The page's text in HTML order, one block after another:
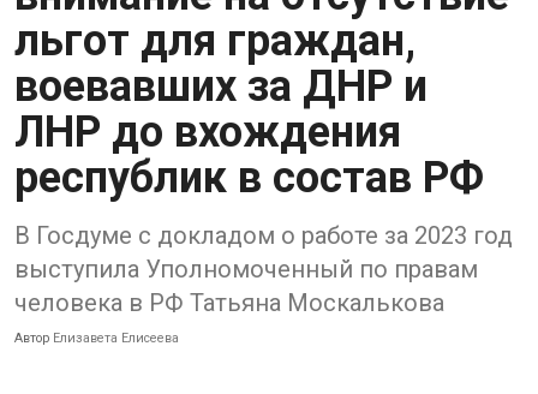
льгот для граждан,
воевавших за ДНР и
ЛНР до вхождения
республик в состав РФ
В Госдуме с докладом о работе за 2023 год
выступила Уполномоченный по правам
человека в РФ Татьяна Москалькова
Автор Елизавета Елисеева